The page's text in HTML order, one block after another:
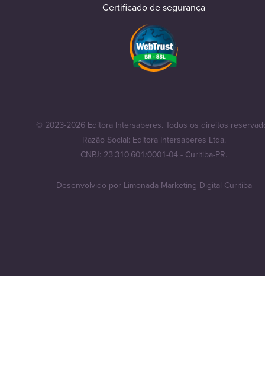
Certificado de segurança
© 2023-2026 Editora Intersaberes. Todos os direitos
Razão Social: Editora Intersaberes Ltda.
CNPJ: 23.310.601/0001-04 - Curitiba-PR.
Desenvolvido por Limonada Marketing Digital Curitiba